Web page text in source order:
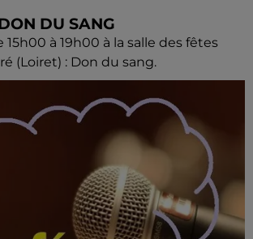
DU SANG
15h00 à 19h00 à la salle des fêtes
(Loiret) : Don du sang.